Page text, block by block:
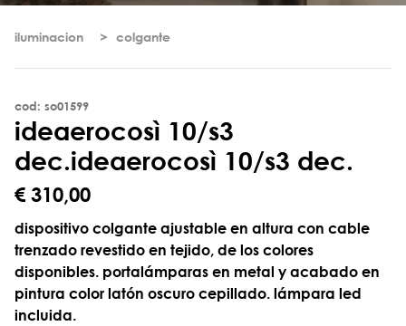
iluminacion colgante
cod: so01599
ideaerocosì 10/s3
dec.ideaerocosì 10/s3 dec.
€ 310,00
dispositivo colgante ajustable en altura con cable
trenzado revestido en tejido, de los colores
disponibles. portalámparas en metal y acabado en
pintura color latón oscuro cepillado. lámpara led
incluida.